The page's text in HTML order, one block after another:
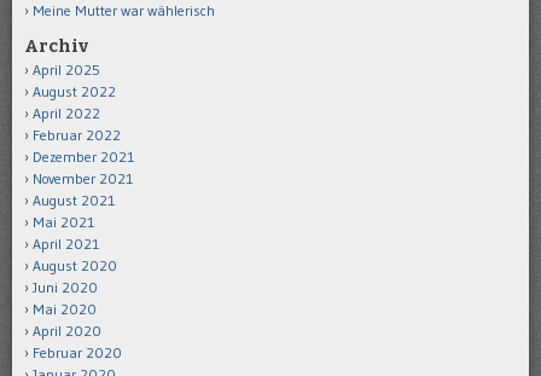
Meine Mutter war wählerisch
Archiv
April 2025
August 2022
April 2022
Februar 2022
Dezember 2021
November 2021
August 2021
Mai 2021
April 2021
August 2020
Juni 2020
Mai 2020
April 2020
Februar 2020